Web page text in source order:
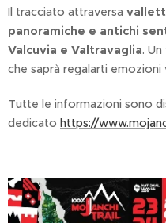
Il tracciato attraversa
panoramiche e antichi
Valcuvia e Valtravaglia.
che saprà regalarti emozioni
Tutte le informazioni sono
dedicato https://